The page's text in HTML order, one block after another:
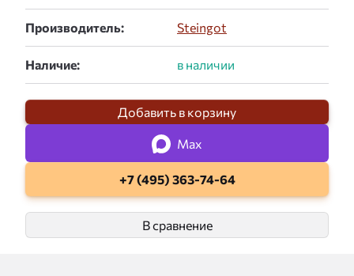
Производитель: Steingot
Наличие:
Добавить в корзину
Max
+7 (495) 363-74-64
В сравнение